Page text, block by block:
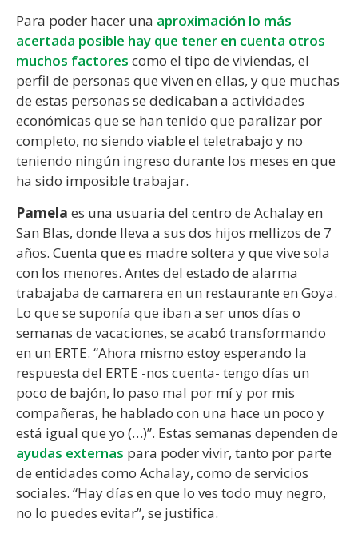
Para poder hacer una aproximación lo más
acertada posible hay que tener en cuenta otros
muchos factores como el tipo de viviendas, el
perfil de personas que viven en ellas, y que muchas
de estas personas se dedicaban a actividades
económicas que se han tenido que paralizar por
completo, no siendo viable el teletrabajo y no
teniendo ningún ingreso durante los meses en que
ha sido imposible trabajar.
Pamela es una usuaria del centro de Achalay en
San Blas, donde lleva a sus dos hijos mellizos de 7
años. Cuenta que es madre soltera y que vive sola
con los menores. Antes del estado de alarma
trabajaba de camarera en un restaurante en Goya.
Lo que se suponía que iban a ser unos días o
semanas de vacaciones, se acabó transformando
en un ERTE. “Ahora mismo estoy esperando la
respuesta del ERTE -nos cuenta- tengo días un
poco de bajón, lo paso mal por mí y por mis
compañeras, he hablado con una hace un poco y
está igual que yo (…)”. Estas semanas dependen de
ayudas externas para poder vivir, tanto por parte
de entidades como Achalay, como de servicios
sociales. “Hay días en que lo ves todo muy negro,
no lo puedes evitar”, se justifica.